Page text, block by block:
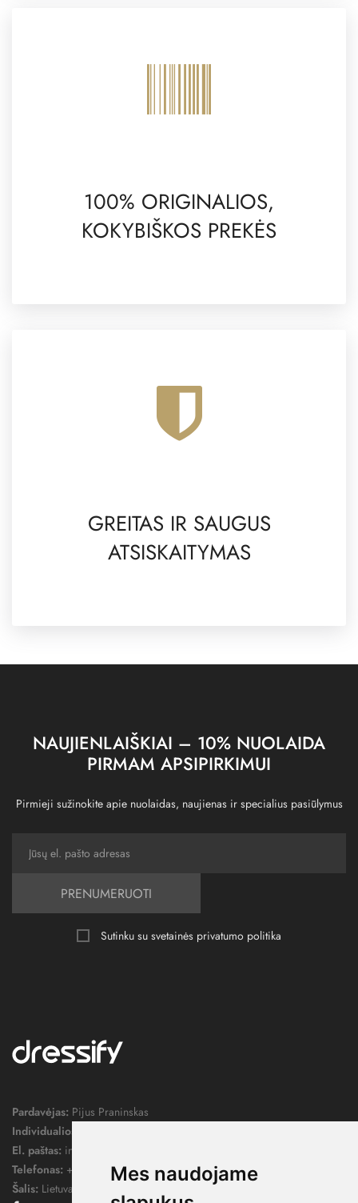
Mes naudojame
100% ORIGINALIOS,
KOKYBIŠKOS PREKĖS
GREITAS IR SAUGUS
ATSISKAITYMAS
NAUJIENLAIŠKIAI – 10% NUOLAIDA
PIRMAM APSIPIRKIMUI
Pirmieji sužinokite apie nuolaidas, naujienas ir specialius pasiūlymus
PRENUMERUOTI
Sutinku su svetainės privatumo politika
Pardavėjas: Pijus Praninskas
Individualios veiklos pažymos nr.:
El. paštas: info@dressify.lt
Telefonas: +370 676 78578
Šalis: Lietuva